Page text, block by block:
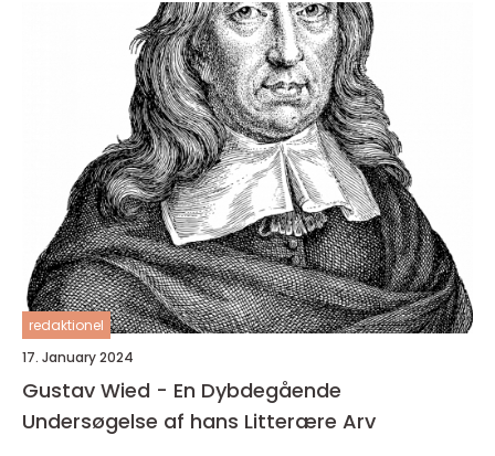
redaktionel
17. January 2024
Gustav Wied - En Dybdegående
Undersøgelse af hans Litterære Arv